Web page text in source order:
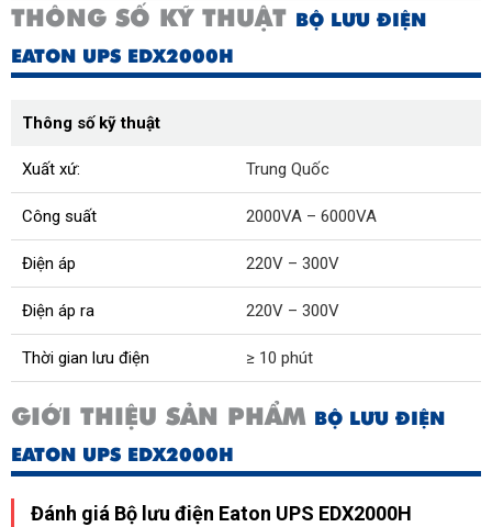
THÔNG SỐ KỸ THUẬT BỘ LƯU ĐIỆN
EATON UPS EDX2000H
Thông số kỹ thuật
Xuất xứ: Trung Quốc
Công suất 2000VA – 6000VA
Điện áp 220V – 300V
Điện áp ra 220V – 300V
Thời gian lưu điện ≥ 10 phút
GIỚI THIỆU SẢN PHẨM BỘ LƯU ĐIỆN
EATON UPS EDX2000H
Đánh giá Bộ lưu điện Eaton UPS EDX2000H